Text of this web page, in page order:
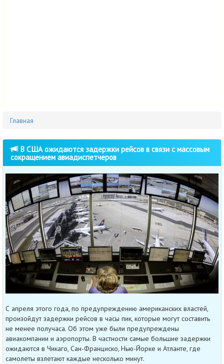
Главная
В США ожидаются задержки рейсов в связи с массовым
сокращением авиадиспетчеров
С апреля этого года, по предупреждению американских властей,
произойдут задержки рейсов в часы пик, которые могут составить
не менее получаса. Об этом уже были предупреждены
авиакомпании и аэропорты. В частности самые большие задержки
ожидаются в Чикаго, Сан-Франциско, Нью-Йорке и Атланте, где
самолеты взлетают каждые несколько минут.